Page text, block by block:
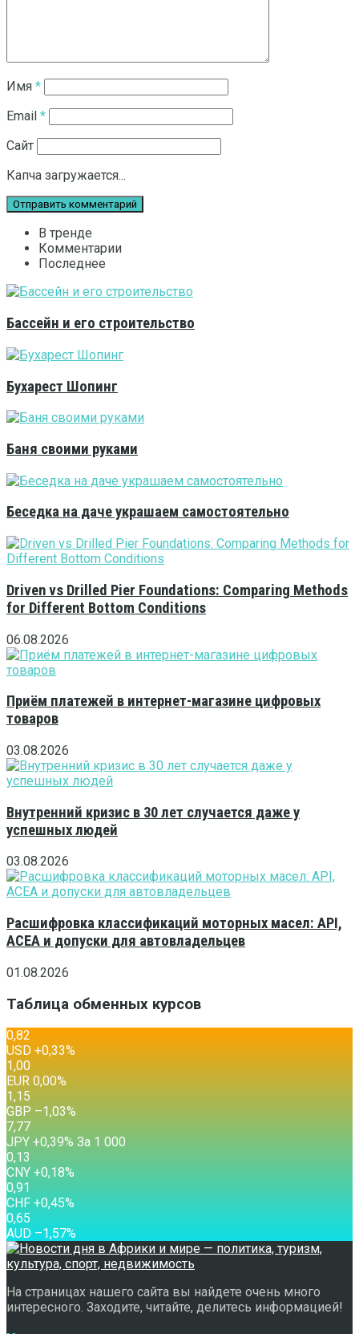
Имя *
Email *
Сайт
Капча загружается...
В тренде
Комментарии
Последнее
Бассейн и его строительство
Бухарест Шопинг
Баня своими руками
Беседка на даче украшаем самостоятельно
Driven vs Drilled Pier Foundations: Comparing Methods
for Different Bottom Conditions
06.08.2026
Приём платежей в интернет-магазине цифровых
товаров
03.08.2026
Внутренний кризис в 30 лет случается даже у
успешных людей
03.08.2026
Расшифровка классификаций моторных масел: API,
ACEA и допуски для автовладельцев
01.08.2026
Таблица обменных курсов
0,82
USD +0,33%
1,00
EUR 0,00%
1,15
GBP –1,03%
7,77
JPY +0,39% За 1 000
0,13
CNY +0,18%
0,91
CHF +0,45%
0,65
AUD –1,57%
На страницах нашего сайта вы найдете очень много
интересного. Заходите, читайте, делитесь информацией!